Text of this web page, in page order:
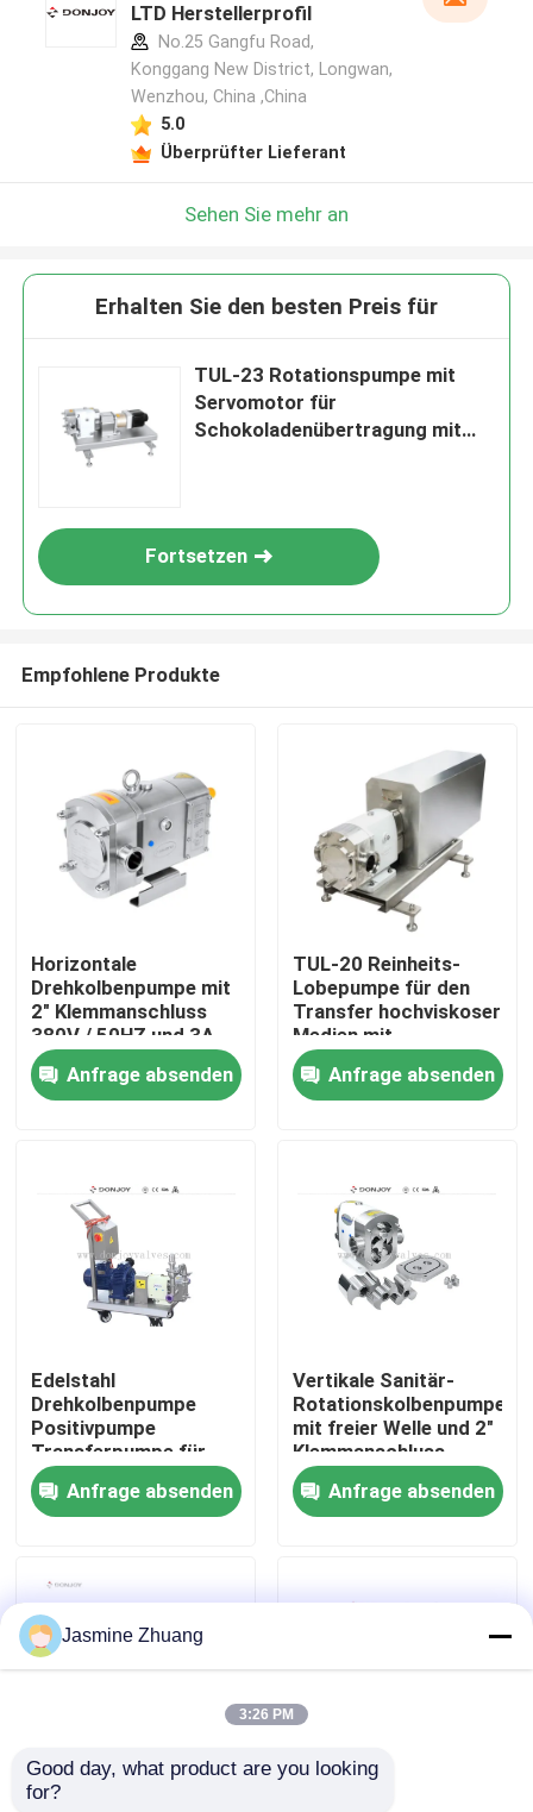
Produkte
Videos
Werksbesichtigung
Qualitätskontrolle
Neuigkeiten
Gesundheitliches Membranventil
LTD Herstellerprofil
No.25 Gangfu Road,
Konggang New District, Longwan,
Wenzhou, China ,China
5.0
Überprüfter Lieferant
Sehen Sie mehr an
Erhalten Sie den besten Preis für
TUL-23 Rotationspumpe mit
Servomotor für
Schokoladenübertragung mit
Fortsetzen
Empfohlene Produkte
Horizontale
Drehkolbenpumpe mit
2" Klemmanschluss
380V / 50HZ und 3A
zertifiziert für
sanitäre Anwendungen
Anfrage absenden
TUL-20 Reinheits-
Lobepumpe für den
Transfer hochviskoser
Medien mit
Motorschutz
Anfrage absenden
Edelstahl
Drehkolbenpumpe
Positivpumpe
Transferpumpe für
Flüssigkeiten
Anfrage absenden
Vertikale Sanitär-
Rotationskolbenpumpe
mit freier Welle und 2"
Klemmanschluss
Anfrage absenden
Donjoy Lebensmittel-
Jasmine Zhuang
3:26 PM
Good day, what product are you looking
for?